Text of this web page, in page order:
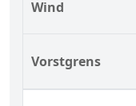
Wind
Vorstgrens